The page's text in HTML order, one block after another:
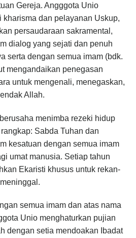
Gereja. Angggota Unio
kharisma dan pelayanan Uskup,
persaudaraan sakramental,
dialog yang sejati dan penuh
serta dengan semua imam (bdk.
mengandaikan penegasan
untuk mengenali, menegaskan,
Allah.
menimba rezeki hidup
Sabda Tuhan dan
kesatuan dengan semua imam
umat manusia. Setiap tahun
Ekaristi khusus untuk rekan-
semua imam dan atas nama
Unio menghaturkan pujian
dengan setia mendoakan Ibadat